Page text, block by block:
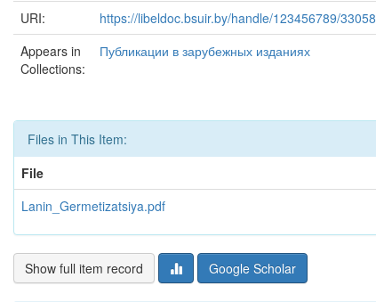
URI:
https://libeldoc.bsuir.by/handle/123456789/33058
Appears in
Collections:
Публикации в зарубежных изданиях
Files in This Item:
File
Lanin_Germetizatsiya.pdf
Show full item record Google Scholar